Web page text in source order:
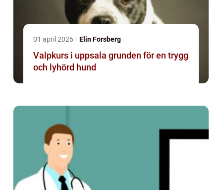
01 april 2026 Elin Forsberg
Valpkurs i uppsala grunden för en trygg
och lyhörd hund